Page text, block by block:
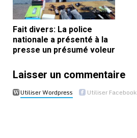
Fait divers: La police
nationale a présenté à la
presse un présumé voleur
Laisser un commentaire
Utiliser Wordpress Utiliser Facebook